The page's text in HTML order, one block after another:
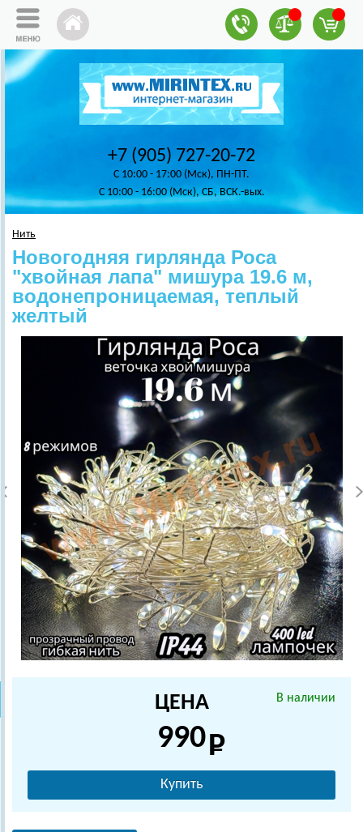
+7 (905) 727-20-72
C 10:00 - 17:00 (Мск), ПН-ПТ.
C 10:00 - 16:00 (Мск), СБ, ВСК.-вых.
Нить
Новогодняя гирлянда Роса
"хвойная лапа" мишура 19.6 м,
водонепроницаемая, теплый
желтый
В наличии
ЦЕНА
990
Купить